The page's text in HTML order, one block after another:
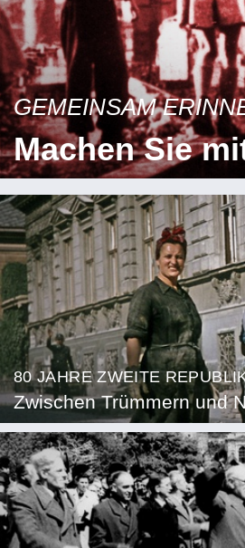
GEMEINSAM
Machen Sie
80 JAHRE ZWEITE
Zwischen Trümmern und